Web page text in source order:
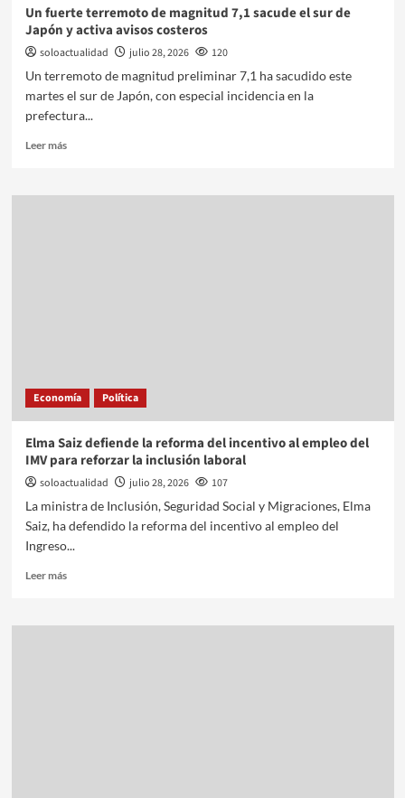
Un fuerte terremoto de magnitud 7,1 sacude el sur de
Japón y activa avisos costeros
soloactualidad julio 28, 2026
120
Un terremoto de magnitud preliminar 7,1 ha sacudido este
martes el sur de Japón, con especial incidencia en la
prefectura...
Leer más
Economía Política
Elma Saiz defiende la reforma del incentivo al empleo del
IMV para reforzar la inclusión laboral
soloactualidad julio 28, 2026
107
La ministra de Inclusión, Seguridad Social y Migraciones, Elma
Saiz, ha defendido la reforma del incentivo al empleo del
Ingreso...
Leer más